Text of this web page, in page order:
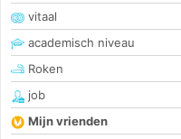
vitaal
academisch niveau
Roken
job
Mijn vrienden